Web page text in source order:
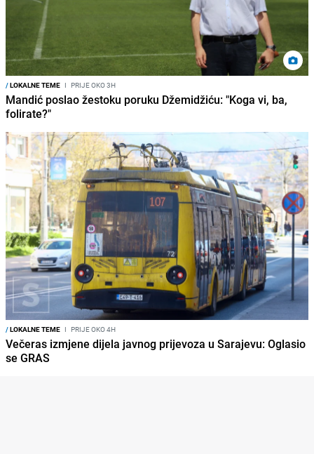
/LOKALNE TEME I PRIJE OKO 3H
Mandić poslao žestoku poruku Džemidžiću: "Koga vi, ba,
folirate?"
/LOKALNE TEME I PRIJE OKO 4H
Večeras izmjene dijela javnog prijevoza u Sarajevu: Oglasio
se GRAS